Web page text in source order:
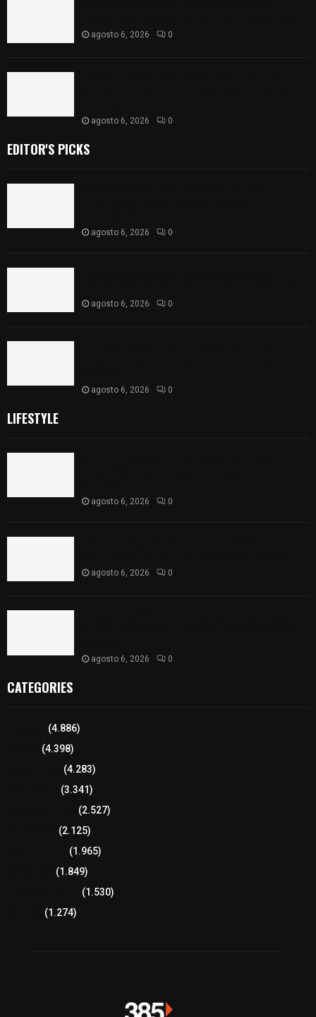
agosto 6, 2026 0
agosto 6, 2026 0
EDITOR'S PICKS
agosto 6, 2026 0
agosto 6, 2026 0
agosto 6, 2026 0
LIFESTYLE
agosto 6, 2026 0
agosto 6, 2026 0
agosto 6, 2026 0
CATEGORIES
(4.886)
(4.398)
(4.283)
(3.341)
(2.527)
(2.125)
(1.965)
(1.849)
(1.530)
(1.274)